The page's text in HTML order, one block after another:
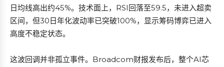
日均线高出约45%。技术面上，RSI回落至59.5，未进入超卖
区间，但30日年化波动率已突破100%，显示筹码博弈已进入
高度不稳定状态。
这波回调并非孤立事件。Broadcom财报发布后，整个AI芯